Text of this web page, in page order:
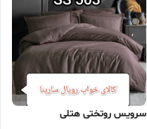
سرویس روتختی هتلی